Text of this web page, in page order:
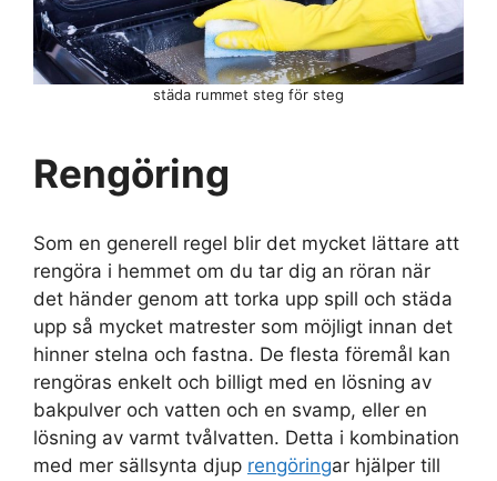
städa rummet steg för steg
Rengöring
Som en generell regel blir det mycket lättare att
rengöra i hemmet om du tar dig an röran när
det händer genom att torka upp spill och städa
upp så mycket matrester som möjligt innan det
hinner stelna och fastna. De flesta föremål kan
rengöras enkelt och billigt med en lösning av
bakpulver och vatten och en svamp, eller en
lösning av varmt tvålvatten. Detta i kombination
med mer sällsynta djup rengöringar hjälper till